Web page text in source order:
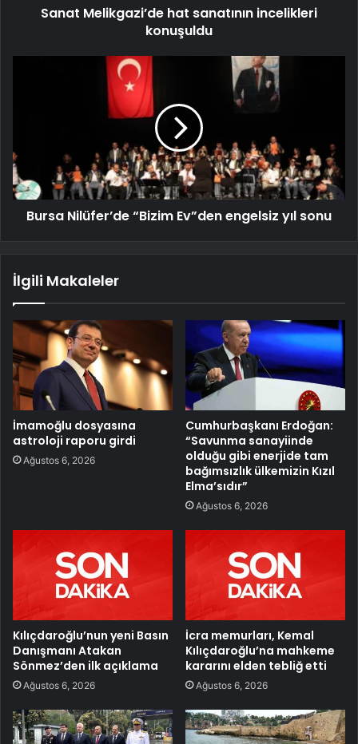
Sanat Melikgazi’de hat sanatının incelikleri
konuşuldu
Bursa Nilüfer’de “Bizim Ev”den engelsiz yıl sonu
İlgili Makaleler
İmamoğlu dosyasına
astroloji raporu girdi
Ağustos 6, 2026
Cumhurbaşkanı Erdoğan:
“Savunma sanayiinde
olduğu gibi enerjide tam
bağımsızlık ülkemizin Kızıl
Elma’sıdır”
Ağustos 6, 2026
Kılıçdaroğlu’nun yeni Basın
Danışmanı Atakan
Sönmez’den ilk açıklama
Ağustos 6, 2026
İcra memurları, Kemal
Kılıçdaroğlu’na mahkeme
kararını elden tebliğ etti
Ağustos 6, 2026